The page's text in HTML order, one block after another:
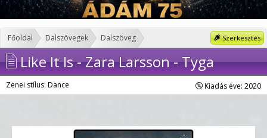
Szerkesztés
Főoldal Dalszövegek Dalszöveg
Like It Is - Zara Larsson - Tyga
Zenei stílus: Dance Kiadás éve: 2020